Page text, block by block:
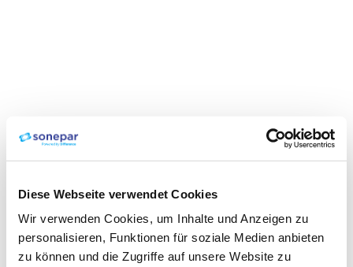
Diese Webseite verwendet Cookies
Wir verwenden Cookies, um Inhalte und Anzeigen zu
personalisieren, Funktionen für soziale Medien anbieten
zu können und die Zugriffe auf unsere Website zu